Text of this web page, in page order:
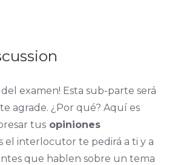
examen! Esta sub-parte será
agrade. ¿Por qué? Aquí es
tusopiniones
el interlocutor te pedirá a ti y a
que hablen sobre un tema